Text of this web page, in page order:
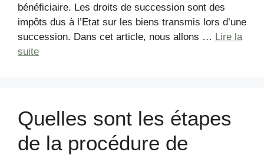
bénéficiaire. Les droits de succession sont des
impôts dus à l’Etat sur les biens transmis lors d’une
succession. Dans cet article, nous allons … Lire la
suite
Quelles sont les étapes
de la procédure de